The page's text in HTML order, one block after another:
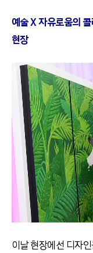
예술 X 자유로움의
현장
이날 현장에선 디자인